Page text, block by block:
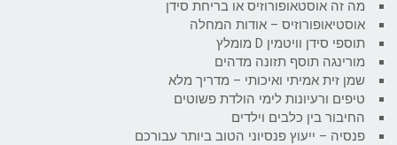
מה זה אוסטאופורוזיס או בריחת סידן
אוסטיאופורוזיס – אודות המחלה
תוספי סידן וויטמין D מומלץ
מורינגה תוסף תזונה מדהים
שמן זית אמיתי ואיכותי – מדריך מלא
טיפים ורעיונות לימי הולדת פשוטים
החיבור בין כלבים וילדים
פנסיה – ייעוץ פנסיוני הטוב ביותר עבורכם